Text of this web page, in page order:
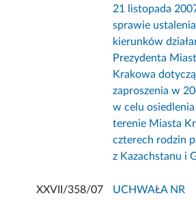
21 listopada
sprawie ustalenia
kierunków
Prezydenta
Krakowa
zaproszenia w
w celu osiedlenia
terenie Miasta
czterech rodzin
z Kazachstanu i
XXVII/358/07
UCHWAŁA NR